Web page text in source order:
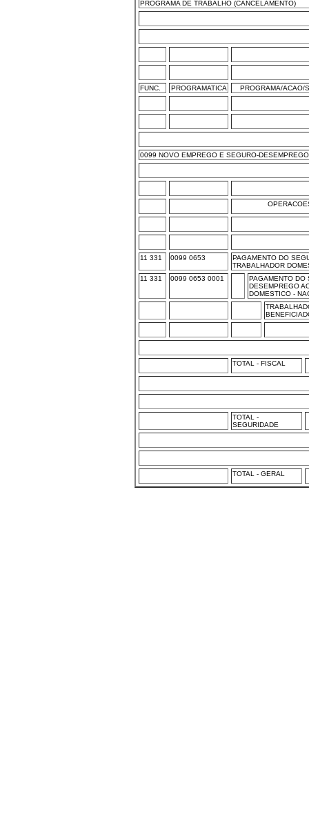
PROGRAMA DE TRABALHO (CANCELAMENTO)
FUNC. PROGRAMATICA PROGRAMA/ACAO/
0099 NOVO EMPREGO E SEGURO-DESEMPREGO
11 331 0099 0653
PAGAMENTO DO
TRABALHADOR
11 331
0099 0653 0001
PAGAMENTO DO
DESEMPREGO
DOMESTICO -
TOTAL - FISCAL
TOTAL -
SEGURIDADE
TOTAL - GERAL